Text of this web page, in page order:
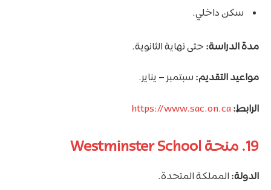
سكن داخلي.
مدة الدراسة: حتى نهاية الثانوية.
مواعيد التقديم: سبتمبر – يناير.
الرابط:https://www.sac.on.ca
19. منحة Westminster School
الدولة: المملكة المتحدة.